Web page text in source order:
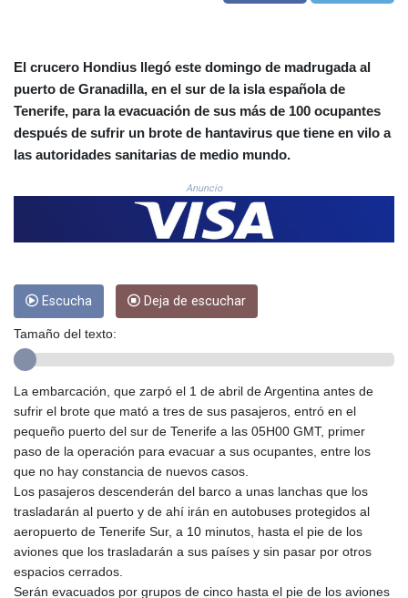
CUC 1.156136
CUP 30.637594
CVE 110.646682
CZK 24.258158
DJF 205.46888
DOP 67.345355
DZD 153.688625
EGP 57.293288
FJD 2.553384
FKP 0.8566
GEL 3.017966
GHS 13.596606
GIP 0.8566
GMD 84.980421
GNF
10145.090599
GTQ 8.820142
GYD 241.849406
HKD 9.067746
HNL 31.077375
El crucero Hondius llegó este domingo de madrugada al
puerto de Granadilla, en el sur de la isla española de
Tenerife, para la evacuación de sus más de 100 ocupantes
después de sufrir un brote de hantavirus que tiene en vilo a
las autoridades sanitarias de medio mundo.
Anuncio
Escucha Deja de escuchar
Tamaño del texto:
La embarcación, que zarpó el 1 de abril de Argentina antes de
sufrir el brote que mató a tres de sus pasajeros, entró en el
pequeño puerto del sur de Tenerife a las 05H00 GMT, primer
paso de la operación para evacuar a sus ocupantes, entre los
que no hay constancia de nuevos casos.
Los pasajeros descenderán del barco a unas lanchas que los
trasladarán al puerto y de ahí irán en autobuses protegidos al
aeropuerto de Tenerife Sur, a 10 minutos, hasta el pie de los
aviones que los trasladarán a sus países y sin pasar por otros
espacios cerrados.
Serán evacuados por grupos de cinco hasta el pie de los aviones